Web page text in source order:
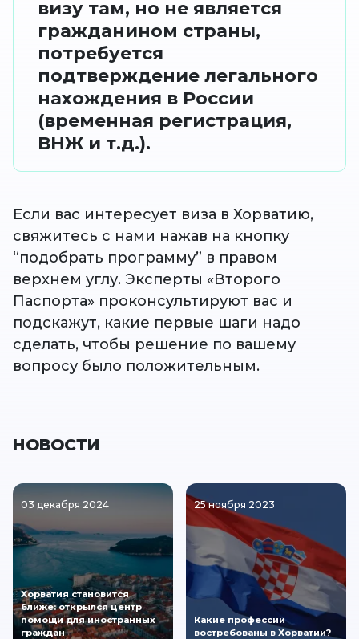
визу там, но не является
гражданином страны,
потребуется
подтверждение легального
нахождения в России
(временная регистрация,
ВНЖ и т.д.).
Если вас интересует виза в Хорватию,
свяжитесь с нами нажав на кнопку
“подобрать программу” в правом
верхнем углу. Эксперты «Второго
Паспорта» проконсультируют вас и
подскажут, какие первые шаги надо
сделать, чтобы решение по вашему
вопросу было положительным.
НОВОСТИ
03 декабря 2024
Хорватия становится
ближе: открылся центр
помощи для иностранных
граждан
25 ноября 2023
Какие профессии
востребованы в Хорватии?